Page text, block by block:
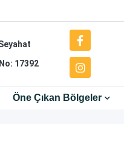
17392
Öne Çıkan Bölgeler